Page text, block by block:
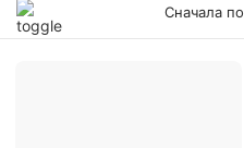
Сначала